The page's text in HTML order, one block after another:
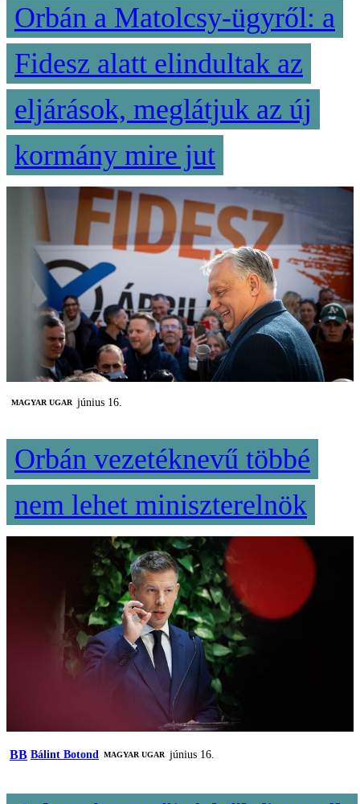
Orbán a Matolcsy-ügyről: a
Fidesz alatt elindultak az
eljárások, meglátjuk az új
kormány mire jut
MAGYAR UGAR június 16.
Orbán vezetéknevű többé
nem lehet miniszterelnök
BB Bálint Botond MAGYAR UGAR június 16.